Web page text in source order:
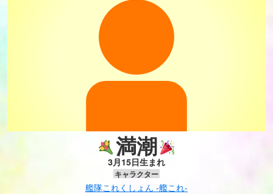
満潮
3月15日生まれ
キャラクター
艦隊これくしょん -艦これ-